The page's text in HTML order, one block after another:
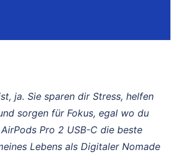
ja. Sie sparen dir Stress, helfen
sorgen für Fokus, egal wo du
Pro 2 USB-C die beste
Lebens als Digitaler Nomade